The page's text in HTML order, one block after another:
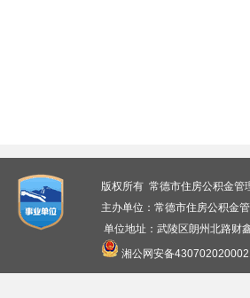
版权所有 常德市住房公积金
主办单位：常德市住房公积金
单位地址：武陵区朗州北路
湘公网安备